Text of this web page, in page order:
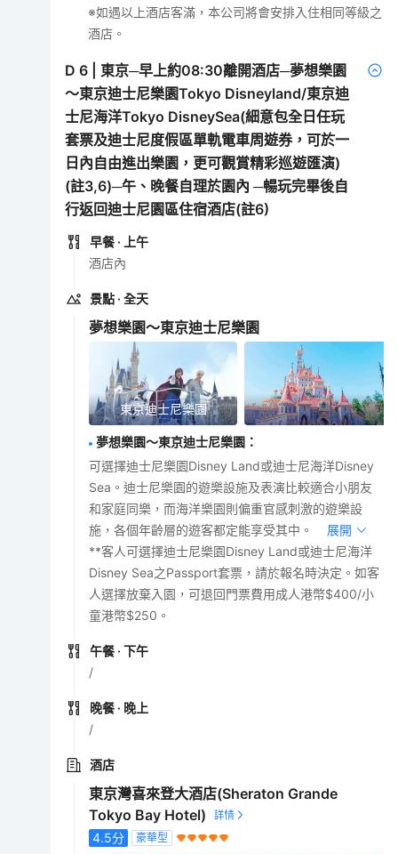
※如遇以上酒店客滿，本公司將會安排入住相同等級之
酒店。
D6
東京─早上約08:30離開酒店─夢想樂園
～東京迪士尼樂園Tokyo Disneyland/東京迪
士尼海洋Tokyo DisneySea(細意包全日任玩
套票及迪士尼度假區單軌電車周遊券，可於一
日內自由進出樂園，更可觀賞精彩巡遊匯演)
(註3,6)─午、晚餐自理於園內 ─暢玩完畢後自
行返回迪士尼園區住宿酒店(註6)
早餐 · 上午
酒店內
景點 · 全天
夢想樂園～東京迪士尼樂園
東京迪士尼樂園
夢想樂園～東京迪士尼樂園 ：
可選擇迪士尼樂園Disney Land或迪士尼海洋Disney
Sea。迪士尼樂園的遊樂設施及表演比較適合小朋友
和家庭同樂，而海洋樂園則偏重官感刺激的遊樂設
施，各個年齡層的遊客都定能享受其中。
展開
**客人可選擇迪士尼樂園Disney Land或迪士尼海洋
Disney Sea之Passport套票，請於報名時決定。如客
人選擇放棄入園，可退回門票費用成人港幣$400/小
童港幣$250。
午餐 · 下午
/
晚餐 · 晚上
/
酒店
東京灣喜來登大酒店(Sheraton Grande
Tokyo Bay Hotel)
4.5分 豪華型